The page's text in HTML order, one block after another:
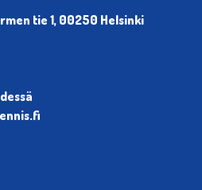
tie 1, 00250 Helsinki